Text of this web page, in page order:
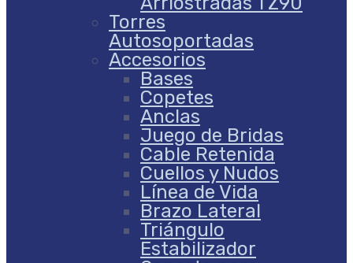
Torres
Autosoportadas
Accesorios
Bases
Copetes
Anclas
Juego de Bridas
Cable Retenida
Cuellos y Nudos
Línea de Vida
Brazo Lateral
Triángulo
Estabilizador